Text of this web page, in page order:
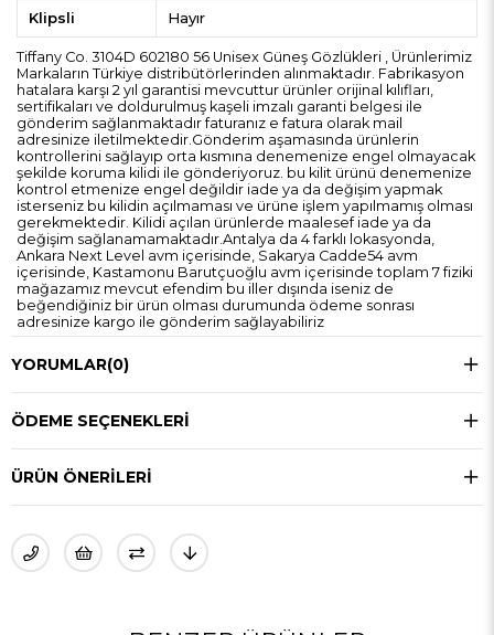
Klipsli Hayır
Tiffany Co. 3104D 602180 56 Unisex Güneş Gözlükleri , Ürünlerimiz
Markaların Türkiye distribütörlerinden alınmaktadır. Fabrikasyon
hatalara karşı 2 yıl garantisi mevcuttur ürünler orijinal kılıfları,
sertifikaları ve doldurulmuş kaşeli imzalı garanti belgesi ile
gönderim sağlanmaktadır faturanız e fatura olarak mail
adresinize iletilmektedir.Gönderim aşamasında ürünlerin
kontrollerini sağlayıp orta kısmına denemenize engel olmayacak
şekilde koruma kilidi ile gönderiyoruz. bu kilit ürünü denemenize
kontrol etmenize engel değildir iade ya da değişim yapmak
isterseniz bu kilidin açılmaması ve ürüne işlem yapılmamış olması
gerekmektedir. Kilidi açılan ürünlerde maalesef iade ya da
değişim sağlanamamaktadır.Antalya da 4 farklı lokasyonda,
Ankara Next Level avm içerisinde, Sakarya Cadde54 avm
içerisinde, Kastamonu Barutçuoğlu avm içerisinde toplam 7 fiziki
mağazamız mevcut efendim bu iller dışında iseniz de
beğendiğiniz bir ürün olması durumunda ödeme sonrası
adresinize kargo ile gönderim sağlayabiliriz
YORUMLAR(0)
ÖDEME SEÇENEKLERI
ÜRÜN ÖNERILERI